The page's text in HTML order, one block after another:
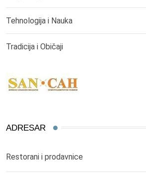
Tehnologija i Nauka
Tradicija i Običaji
ADRESAR
Restorani i prodavnice